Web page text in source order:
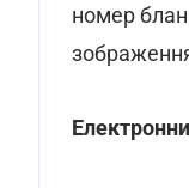
номер